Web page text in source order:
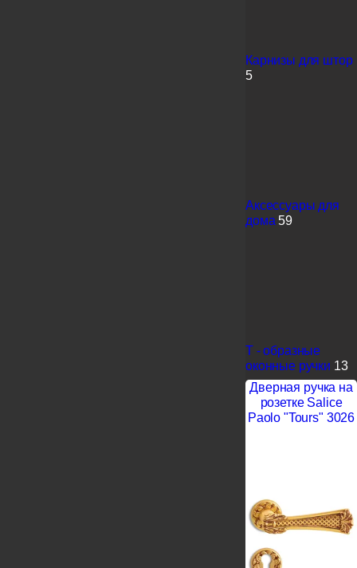
Карнизы для штор
5
Аксессуары для
дома 59
Т - образные
оконные ручки 13
Дверная ручка на
розетке Salice
Paolo "Tours" 3026